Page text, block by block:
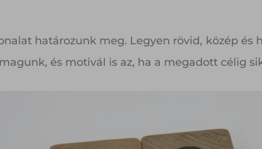
határozunk meg. Legyen rövid, közép és
és motivál is az, ha a megadott célig